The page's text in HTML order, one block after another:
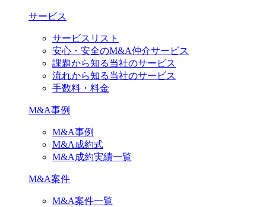
サービス
サービスリスト
安心・安全のM&A仲介サービス
課題から知る当社のサービス
流れから知る当社のサービス
手数料・料金
M&A事例
M&A事例
M&A成約式
M&A成約実績一覧
M&A案件
M&A案件一覧